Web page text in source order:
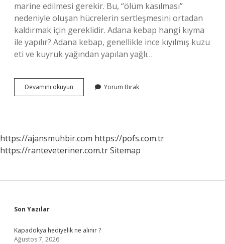
marine edilmesi gerekir. Bu, “ölüm kasılması”
nedeniyle oluşan hücrelerin sertleşmesini ortadan
kaldırmak için gereklidir. Adana kebap hangi kıyma
ile yapılır? Adana kebap, genellikle ince kıyılmış kuzu
eti ve kuyruk yağından yapılan yağlı…
Devamını okuyun
Için
Yorum Bırak
https://ajansmuhbir.com https://pofs.com.tr
https://ranteveteriner.com.trSitemap
Sidebar
Son Yazılar
Kapadokya hediyelik ne alınır ?
Ağustos 7, 2026